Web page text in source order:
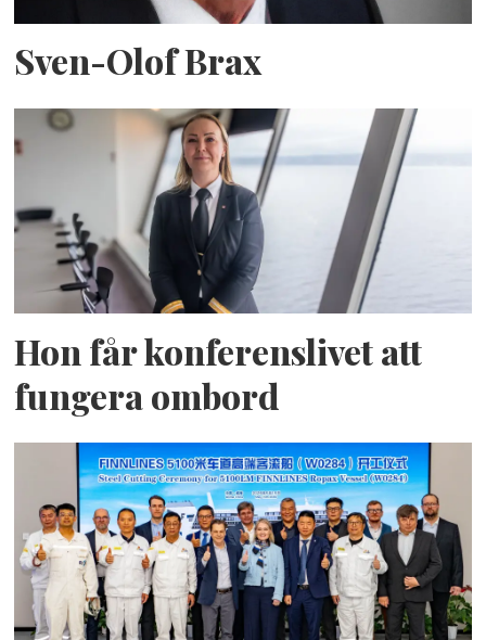
Sven-Olof Brax
Hon får konferenslivet att
fungera ombord